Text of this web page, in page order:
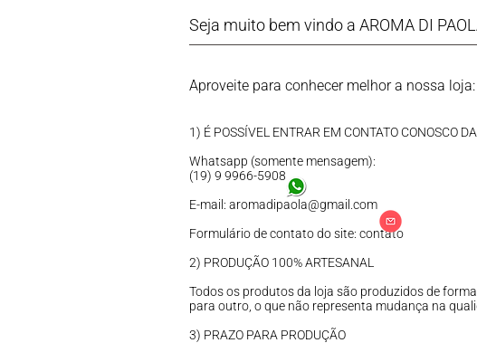
Seja muito bem vindo a AROMA DI
Aproveite para conhecer melhor a nossa loja:
1) É POSSÍVEL ENTRAR EM CONTATO CONOSCO
Whatsapp (somente mensagem):
(19) 9 9966-5908
E-mail: aromadipaola@gmail.com
Formulário de contato do site: contato
2) PRODUÇÃO 100% ARTESANAL
Todos os produtos da loja são produzidos de
para outro, o que não representa mudança na
3) PRAZO PARA PRODUÇÃO